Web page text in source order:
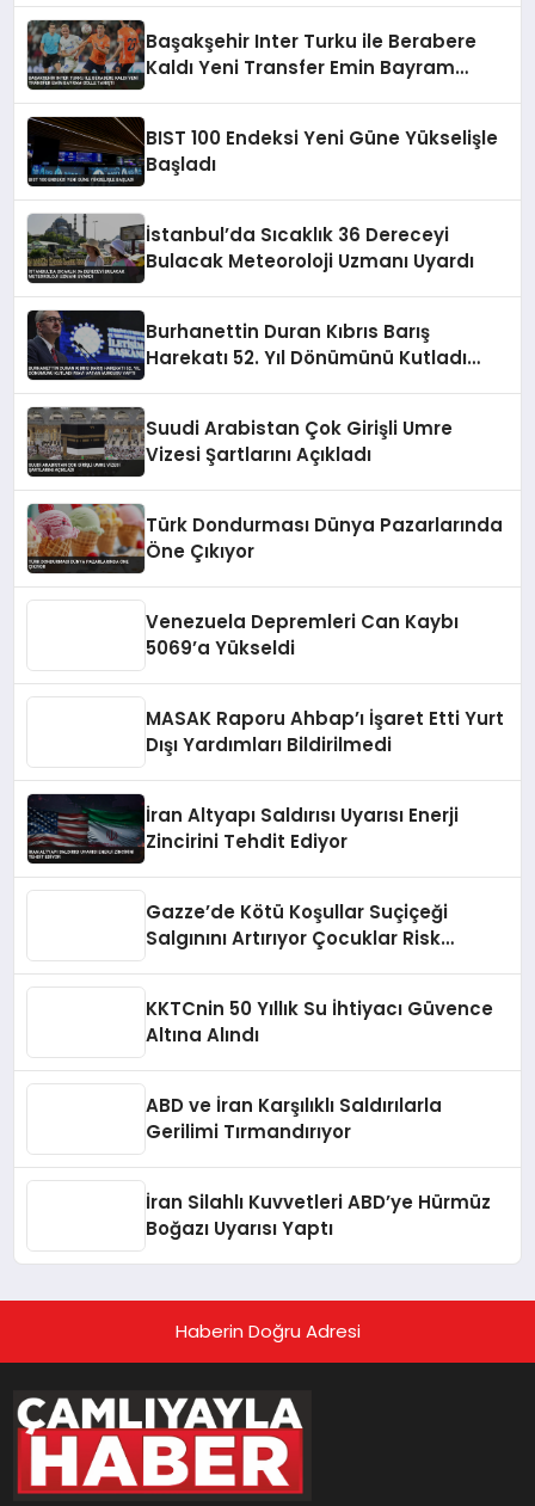
Başakşehir Inter Turku ile Berabere
Kaldı Yeni Transfer Emin Bayram
BIST 100 Endeksi Yeni Güne Yükselişle
Başladı
İstanbul’da Sıcaklık 36 Dereceyi
Bulacak Meteoroloji Uzmanı Uyardı
Burhanettin Duran Kıbrıs Barış
Harekatı 52. Yıl Dönümünü Kutladı
Suudi Arabistan Çok Girişli Umre
Vizesi Şartlarını Açıkladı
Türk Dondurması Dünya Pazarlarında
Öne Çıkıyor
Venezuela Depremleri Can Kaybı
5069’a Yükseldi
MASAK Raporu Ahbap’ı İşaret Etti Yurt
Dışı Yardımları Bildirilmedi
İran Altyapı Saldırısı Uyarısı Enerji
Zincirini Tehdit Ediyor
Gazze’de Kötü Koşullar Suçiçeği
Salgınını Artırıyor Çocuklar Risk
KKTCnin 50 Yıllık Su İhtiyacı Güvence
Altına Alındı
ABD ve İran Karşılıklı Saldırılarla
Gerilimi Tırmandırıyor
İran Silahlı Kuvvetleri ABD’ye Hürmüz
Boğazı Uyarısı Yaptı
Haberin Doğru Adresi